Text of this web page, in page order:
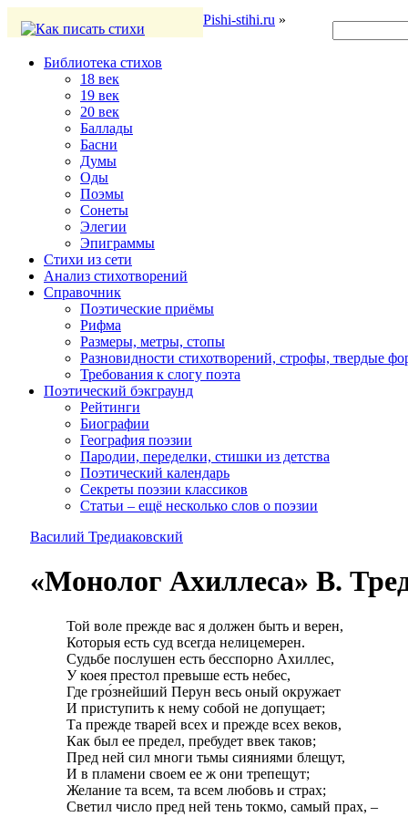
Библиотека стихов
18 век
19 век
20 век
Баллады
Басни
Думы
Оды
Поэмы
Сонеты
Элегии
Эпиграммы
Стихи из сети
Анализ стихотворений
Справочник
Поэтические приёмы
Рифма
Размеры, метры, стопы
Разновидности стихотворений, строфы, твердые
Требования к слогу поэта
Поэтический бэкграунд
Рейтинги
Биографии
География поэзии
Пародии, переделки, стишки из детства
Поэтический календарь
Секреты поэзии классиков
Статьи – ещё несколько слов о поэзии
Pishi-stihi.ru »
Василий Тредиаковский
«Монолог Ахиллеса» В.
Той воле прежде вас я должен быть и верен,
Которыя есть суд всегда нелицемерен.
Судьбе послушен есть бесспорно Ахиллес,
У коея престол превыше есть небес,
Где гро́знейший Перун весь оный окружает
И приступить к нему собой не допущает;
Та прежде тварей всех и прежде всех веков,
Как был ее предел, пребудет ввек таков;
Пред ней сил многи тьмы сияниями блещут,
И в пламени своем ее ж они трепещут;
Желание та всем, та всем любовь и страх;
Светил число пред ней тень токмо, самый прах, –